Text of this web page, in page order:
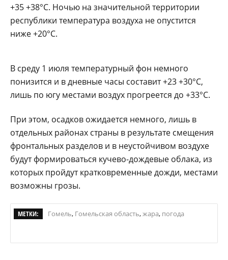
+35 +38°С. Ночью на значительной территории
республики температура воздуха не опустится
ниже +20°С.
В среду 1 июля температурный фон немного
понизится и в дневные часы составит +23 +30°С,
лишь по югу местами воздух прогреется до +33°С.
При этом, осадков ожидается немного, лишь в
отдельных районах страны в результате смещения
фронтальных разделов и в неустойчивом воздухе
будут формироваться кучево-дождевые облака, из
которых пройдут кратковременные дожди, местами
возможны грозы.
МЕТКИ: Гомель, Гомельская область,жара, погода